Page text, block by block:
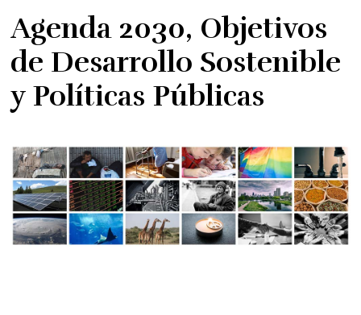
Agenda 2030, Objetivos
de Desarrollo Sostenible
y Políticas Públicas